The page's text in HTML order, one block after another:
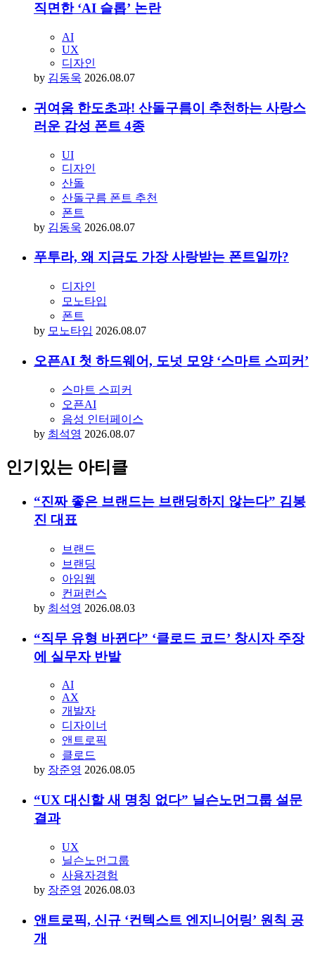
직면한 ‘AI 슬롭’ 논란
AI
UX
디자인
by 김동욱 2026.08.07
귀여움 한도초과! 산돌구름이 추천하는 사랑스
러운 감성 폰트 4종
UI
디자인
산돌
산돌구름 폰트 추천
폰트
by 김동욱 2026.08.07
푸투라, 왜 지금도 가장 사랑받는 폰트일까?
디자인
모노타입
폰트
by 모노타입 2026.08.07
오픈AI 첫 하드웨어, 도넛 모양 ‘스마트 스피커’
스마트 스피커
오픈AI
음성 인터페이스
by 최석영 2026.08.07
인기있는 아티클
“진짜 좋은 브랜드는 브랜딩하지 않는다” 김봉
진 대표
브랜드
브랜딩
아임웹
컨퍼런스
by 최석영 2026.08.03
“직무 유형 바뀐다” ‘클로드 코드’ 창시자 주장
에 실무자 반발
AI
AX
개발자
디자이너
앤트로픽
클로드
by 장준영 2026.08.05
“UX 대신할 새 명칭 없다” 닐슨노먼그룹 설문
결과
UX
닐슨노먼그룹
사용자경험
by 장준영 2026.08.03
앤트로픽, 신규 ‘컨텍스트 엔지니어링’ 원칙 공
개